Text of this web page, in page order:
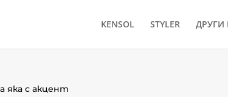
KENSOL STYLER ДРУГИ
яка с акцент